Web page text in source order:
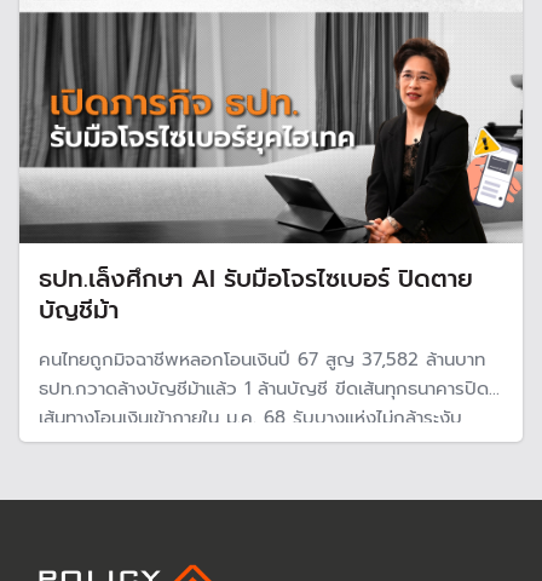
ธปท.เล็งศึกษา AI รับมือโจรไซเบอร์ ปิดตาย
บัญชีม้า
คนไทยถูกมิจฉาชีพหลอกโอนเงินปี 67 สูญ 37,582 ล้านบาท
ธปท.กวาดล้างบัญชีม้าแล้ว 1 ล้านบัญชี ขีดเส้นทุกธนาคารปิด
เส้นทางโอนเงินเข้าภายใน ม.ค. 68 รับบางแห่งไม่กล้าระงับ
ธุรกรรมเพราะกลัวถูกฟ้อง เผยกำลังศึกษาเอไอรับมือภัยรูป